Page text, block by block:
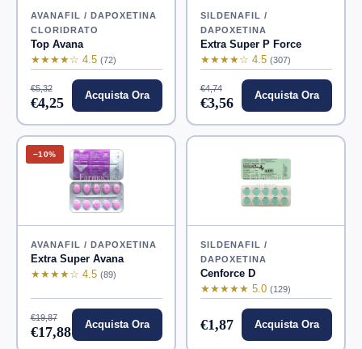
AVANAFIL / DAPOXETINA
CLORIDRATO
Top Avana
★★★★☆ 4.5 (72)
€5,32
€4,25 Acquista Ora
SILDENAFIL /
DAPOXETINA
Extra Super P Force
★★★★☆ 4.5 (307)
€4,74
€3,56 Acquista Ora
−10%
AVANAFIL / DAPOXETINA
Extra Super Avana
★★★★☆ 4.5 (89)
€19,87
€17,88 Acquista Ora
SILDENAFIL /
DAPOXETINA
Cenforce D
★★★★★ 5.0 (129)
€1,87 Acquista Ora